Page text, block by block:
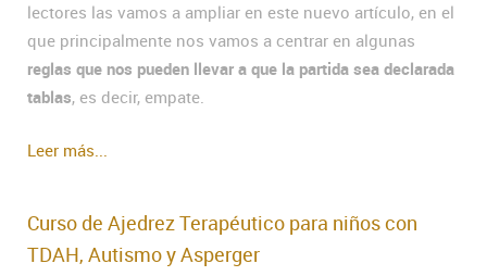
lectores las vamos a ampliar en este nuevo artículo, en el
que principalmente nos vamos a centrar en algunas
reglas que nos pueden llevar a que la partida sea declarada
tablas, es decir, empate.
Leer más...
Curso de Ajedrez Terapéutico para niños con
TDAH, Autismo y Asperger